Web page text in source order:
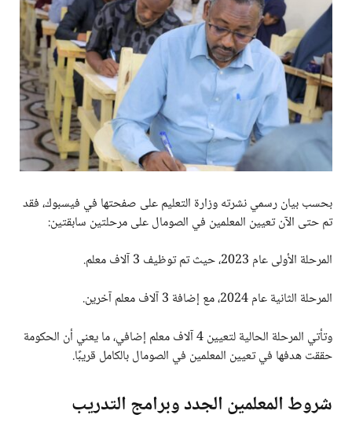
بحسب بيان رسمي نشرته وزارة التعليم على صفحتها في فيسبوك، فقد
تم حتى الآن تعيين المعلمين في الصومال على مرحلتين سابقتين:
المرحلة الأولى عام 2023، حيث تم توظيف 3 آلاف معلم.
المرحلة الثانية عام 2024، مع إضافة 3 آلاف معلم آخرين.
وتأتي المرحلة الحالية لتعيين 4 آلاف معلم إضافي، ما يعني أن الحكومة
حققت هدفها في تعيين المعلمين في الصومال بالكامل قريبًا.
شروط المعلمين الجدد وبرامج التدريب